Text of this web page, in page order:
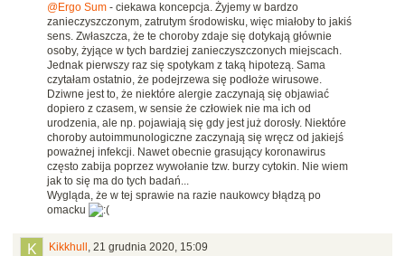
@Ergo Sum - ciekawa koncepcja. Żyjemy w bardzo
zanieczyszczonym, zatrutym środowisku, więc miałoby to jakiś
sens. Zwłaszcza, że te choroby zdaje się dotykają głównie
osoby, żyjące w tych bardziej zanieczyszczonych miejscach.
Jednak pierwszy raz się spotykam z taką hipotezą. Sama
czytałam ostatnio, że podejrzewa się podłoże wirusowe.
Dziwne jest to, że niektóre alergie zaczynają się objawiać
dopiero z czasem, w sensie że człowiek nie ma ich od
urodzenia, ale np. pojawiają się gdy jest już dorosły. Niektóre
choroby autoimmunologiczne zaczynają się wręcz od jakiejś
poważnej infekcji. Nawet obecnie grasujący koronawirus
często zabija poprzez wywołanie tzw. burzy cytokin. Nie wiem
jak to się ma do tych badań...
Wygląda, że w tej sprawie na razie naukowcy błądzą po
omacku
Kikkhull , 21 grudnia 2020, 15:09